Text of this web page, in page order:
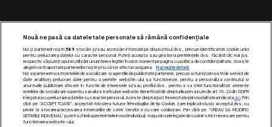
Urmărește-ne pe:
Nouă ne pasă ca datele tale personale să rămână confidențiale
Noi și partenerii noștri 589stocăm și/sau accesăm informații pe dispozitivul dvs., precum identificatorii cookie unici
pentru prelucrarea datelor cu caracter personal. Puteți accepta sau gestiona preferințele dvs. făcând clic mai jos,
respectiv vă puteți opune utilizării unui interes legitim în orice moment pe pagina cu politica de confidențialitate. Aceste
alegeri vor fi raportate partenerilor noștri și nu vă vor afecta navigarea.
Mai multe detalii
Noi si partenerii nostri (retelele de socializare si agentiile de publicitate partenere, precum si furnizorii nostri de servicii de
date analitice) prelucram date pentru a permite website-ului sa functioneze, pentru a personaliza continutul si
anunturile publicitare afisate in functie de interesele si/sau profilul dvs., pentru a va oferi functionalitati aferente
retelelor de socializare si pentru a analiza traficul pe website. Beneficiati de drepturile prevazute de art. 15-22 din GDPR
in legatura cu prelucrarea datelor cu caracter personal. Aceste drepturi pot fi exercitate prin modalitatea indicataaici. Prin
click pe “ACCEPT TOATE”, acceptati folosirea tuturor Tehnologiilor de tip Cookie, care implica inclusiv acceptul dvs. cu
privire la stocarea/accesarea informatiilor de catre Vendor-ii cu care colaboram. Prin click pe “VREAU SA MODIFIC
SETARILE INDIVIDUAL” puteti schimba preferintele in mod individual, mai putin cele legate de cookie strict necesare pentru
functionarea website-ului.